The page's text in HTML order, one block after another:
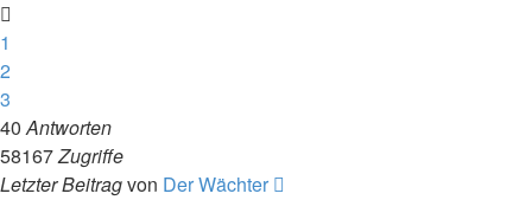
1
2
3
40Antworten
58167Zugriffe
Letzter Beitragvon Der Wächter